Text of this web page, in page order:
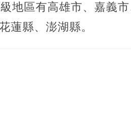
地區有高雄市、嘉義
蓮縣、澎湖縣。